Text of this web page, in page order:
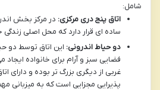
شامل:
اتاق پنج دری مرکزی: در مرکز بخش
ساده ای قرار دارد که محل اصلی
دو حیاط اندرونی: این اتاق توسط دو
فضایی سبز و آرام برای خانواده
غربی از دیگری بزرگ تر بوده و دارای
پذیرایی مجزایی است که به میزبانی